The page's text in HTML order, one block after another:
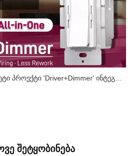
რატომ მიდის უფრო მეტი პროექტი 'Driver+Dimmer' ინტეგრირებული გადაწყვეტილებებისკენ?
შეტყობინება